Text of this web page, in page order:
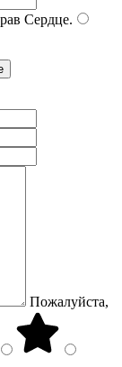
Сердце.
Пожалуйста,